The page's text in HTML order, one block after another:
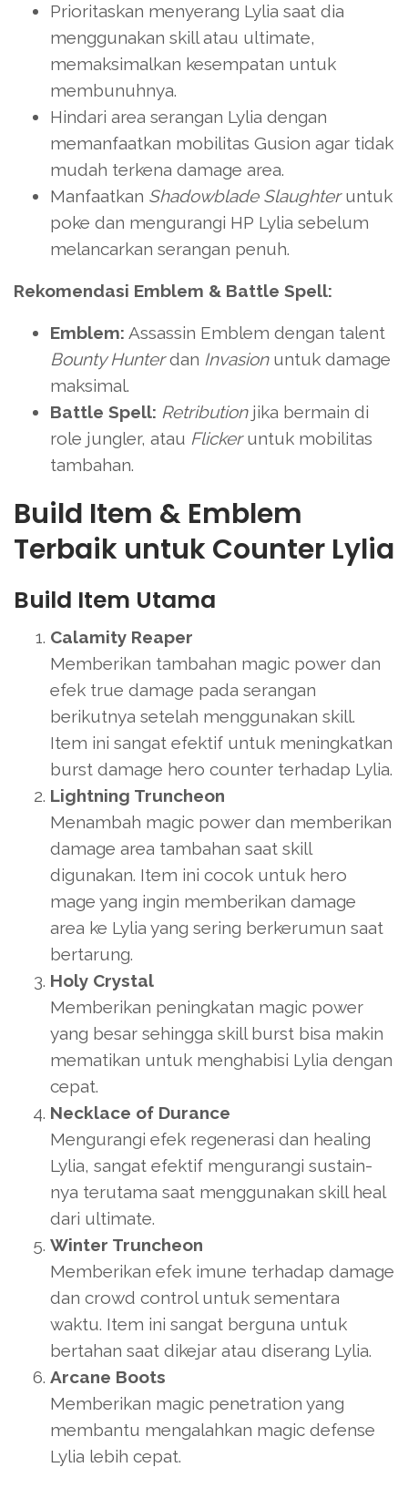
Prioritaskan menyerang Lylia saat dia
menggunakan skill atau ultimate,
memaksimalkan kesempatan untuk
membunuhnya.
Hindari area serangan Lylia dengan
memanfaatkan mobilitas Gusion agar tidak
mudah terkena damage area.
Manfaatkan Shadowblade Slaughteruntuk
poke dan mengurangi HP Lylia sebelum
melancarkan serangan penuh.
Rekomendasi Emblem & Battle Spell:
Emblem: Assassin Emblem dengan talent
Bounty Hunterdan Invasionuntuk damage
maksimal.
Battle Spell: Retributionjika bermain di
role jungler, atau Flickeruntuk mobilitas
tambahan.
Build Item & Emblem
Terbaik untuk Counter Lylia
Build Item Utama
Calamity Reaper
Memberikan tambahan magic power dan
efek true damage pada serangan
berikutnya setelah menggunakan skill.
Item ini sangat efektif untuk meningkatkan
burst damage hero counter terhadap Lylia.
Lightning Truncheon
Menambah magic power dan memberikan
damage area tambahan saat skill
digunakan. Item ini cocok untuk hero
mage yang ingin memberikan damage
area ke Lylia yang sering berkerumun saat
bertarung.
Holy Crystal
Memberikan peningkatan magic power
yang besar sehingga skill burst bisa makin
mematikan untuk menghabisi Lylia dengan
cepat.
Necklace of Durance
Mengurangi efek regenerasi dan healing
Lylia, sangat efektif mengurangi sustain-
nya terutama saat menggunakan skill heal
dari ultimate.
Winter Truncheon
Memberikan efek imune terhadap damage
dan crowd control untuk sementara
waktu. Item ini sangat berguna untuk
bertahan saat dikejar atau diserang Lylia.
Arcane Boots
Memberikan magic penetration yang
membantu mengalahkan magic defense
Lylia lebih cepat.